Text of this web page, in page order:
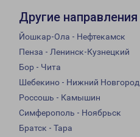
Другие направления
Йошкар-Ола - Нефтекамск
Пенза - Ленинск-Кузнецкий
Бор - Чита
Шебекино - Нижний Новгород
Россошь - Камышин
Симферополь - Ноябрьск
Братск - Тара